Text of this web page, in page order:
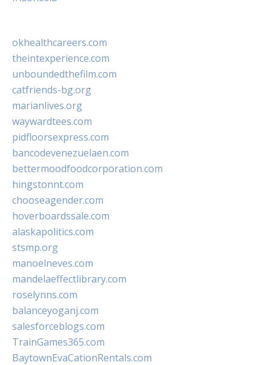
okhealthcareers.com
theintexperience.com
unboundedthefilm.com
catfriends-bg.org
marianlives.org
waywardtees.com
pidfloorsexpress.com
bancodevenezuelaen.com
bettermoodfoodcorporation.com
hingstonnt.com
chooseagender.com
hoverboardssale.com
alaskapolitics.com
stsmp.org
manoelneves.com
mandelaeffectlibrary.com
roselynns.com
balanceyoganj.com
salesforceblogs.com
TrainGames365.com
BaytownEvaCationRentals.com